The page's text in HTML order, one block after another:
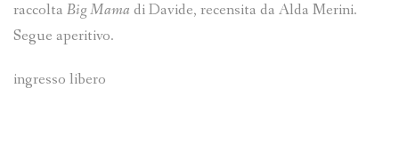
raccolta Big Mama di Davide, recensita da Alda Merini.
Segue aperitivo.
ingresso libero